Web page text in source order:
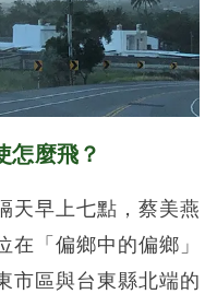
怎麼飛？
天早上七點，蔡美燕
在「偏鄉中的偏鄉」
市區與台東縣北端的